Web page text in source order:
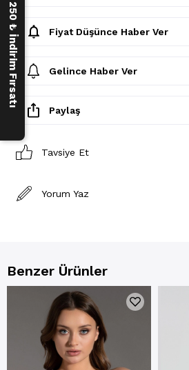
Fiyat Düşünce Haber Ver
Gelince Haber Ver
Paylaş
Tavsiye Et
Yorum Yaz
Benzer Ürünler
250 ₺ İndirim Fırsatı